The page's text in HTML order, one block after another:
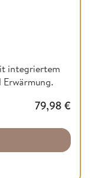
integriertem
79,98 €